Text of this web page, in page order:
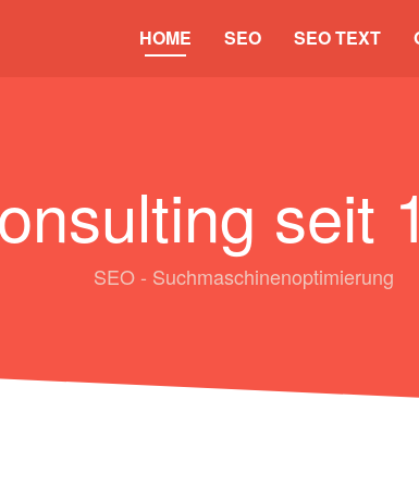
HOME SEO SEO TEXT
seit
SEO - Suchmaschinenoptimierung